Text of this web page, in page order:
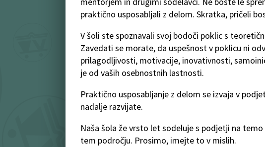
praktično usposabljali z delom. Skratka, pričeli
V šoli ste spoznavali svoj bodoči poklic s
Zavedati se morate, da uspešnost v poklicu ni
prilagodljivosti, motivacije, inovativnosti,
je od vaših osebnostnih lastnosti.
Praktično usposabljanje z delom se izvaja v
nadalje razvijate.
Naša šola že vrsto let sodeluje s podjetji na
tem področju. Prosimo, imejte to v mislih.